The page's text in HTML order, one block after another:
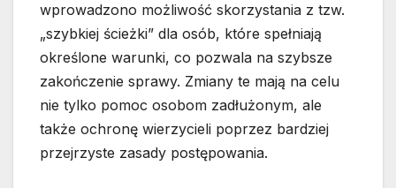
wprowadzono możliwość skorzystania z tzw.
„szybkiej ścieżki” dla osób, które spełniają
określone warunki, co pozwala na szybsze
zakończenie sprawy. Zmiany te mają na celu
nie tylko pomoc osobom zadłużonym, ale
także ochronę wierzycieli poprzez bardziej
przejrzyste zasady postępowania.